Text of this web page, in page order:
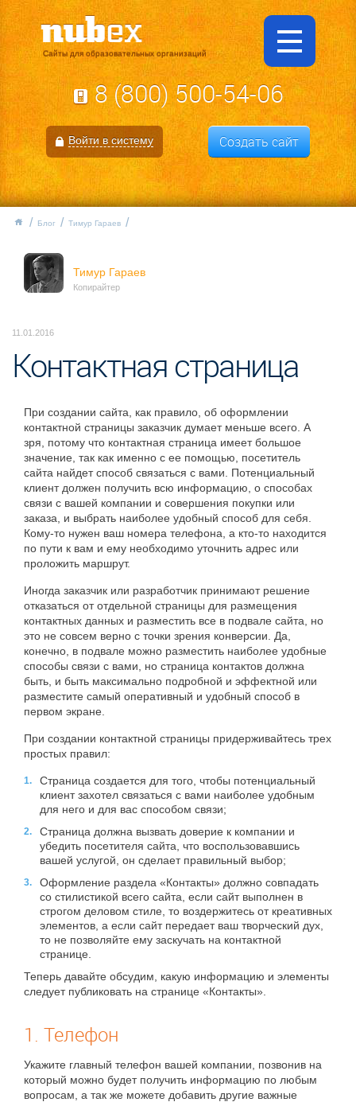
Сайты для образовательных организаций
8 (800) 500-54-06
Войти в систему Создать сайт
Блог Тимур Гараев
Тимур Гараев
Копирайтер
11.01.2016
Контактная страница
При создании сайта, как правило, об оформлении
контактной страницы заказчик думает меньше всего. А
зря, потому что контактная страница имеет большое
значение, так как именно с ее помощью, посетитель
сайта найдет способ связаться с вами. Потенциальный
клиент должен получить всю информацию, о способах
связи с вашей компании и совершения покупки или
заказа, и выбрать наиболее удобный способ для себя.
Кому-то нужен ваш номера телефона, а кто-то находится
по пути к вам и ему необходимо уточнить адрес или
проложить маршрут.
Иногда заказчик или разработчик принимают решение
отказаться от отдельной страницы для размещения
контактных данных и разместить все в подвале сайта, но
это не совсем верно с точки зрения конверсии. Да,
конечно, в подвале можно разместить наиболее удобные
способы связи с вами, но страница контактов должна
быть, и быть максимально подробной и эффектной или
разместите самый оперативный и удобный способ в
первом экране.
При создании контактной страницы придерживайтесь трех
простых правил:
Страница создается для того, чтобы потенциальный
клиент захотел связаться с вами наиболее удобным
для него и для вас способом связи;
Страница должна вызвать доверие к компании и
убедить посетителя сайта, что воспользовавшись
вашей услугой, он сделает правильный выбор;
Оформление раздела «Контакты» должно совпадать
со стилистикой всего сайта, если сайт выполнен в
строгом деловом стиле, то воздержитесь от креативных
элементов, а если сайт передает ваш творческий дух,
то не позволяйте ему заскучать на контактной
странице.
Теперь давайте обсудим, какую информацию и элементы
следует публиковать на странице «Контакты».
1. Телефон
Укажите главный телефон вашей компании, позвонив на
который можно будет получить информацию по любым
вопросам, а так же можете добавить другие важные